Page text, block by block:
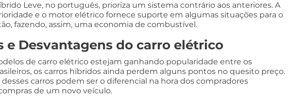
Leve, no português, prioriza um sistema contrário aos anteriores. A
e o motor elétrico fornece suporte em algumas situações para o
fazendo, assim, uma economia de combustível.
e Desvantagens do carro elétrico
de carro elétrico estejam ganhando popularidade entre os
os carros híbridos ainda perdem alguns pontos no quesito preço.
desses carros podem ser o diferencial na hora dos compradores
de um novo veículo.